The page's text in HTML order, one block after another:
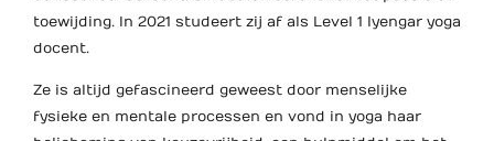
toewijding. In 2021 studeert zij af als Level 1 Iyengar yoga
docent.
Ze is altijd gefascineerd geweest door menselijke
fysieke en mentale processen en vond in yoga haar